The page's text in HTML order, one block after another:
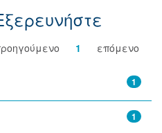
1 επόμενο
1
1